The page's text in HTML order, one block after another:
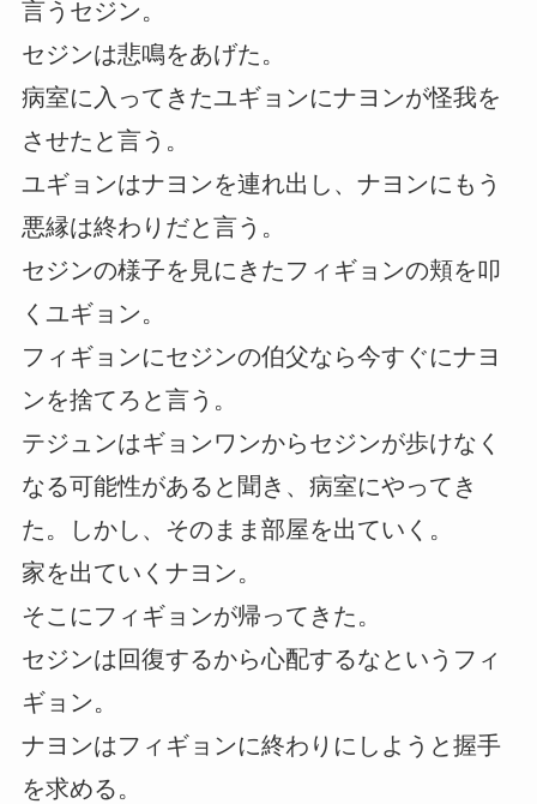
言うセジン。
セジンは悲鳴をあげた。
病室に入ってきたユギョンにナヨンが怪我を
させたと言う。
ユギョンはナヨンを連れ出し、ナヨンにもう
悪縁は終わりだと言う。
セジンの様子を見にきたフィギョンの頬を叩
くユギョン。
フィギョンにセジンの伯父なら今すぐにナヨ
ンを捨てろと言う。
テジュンはギョンワンからセジンが歩けなく
なる可能性があると聞き、病室にやってき
た。しかし、そのまま部屋を出ていく。
家を出ていくナヨン。
そこにフィギョンが帰ってきた。
セジンは回復するから心配するなというフィ
ギョン。
ナヨンはフィギョンに終わりにしようと握手
を求める。